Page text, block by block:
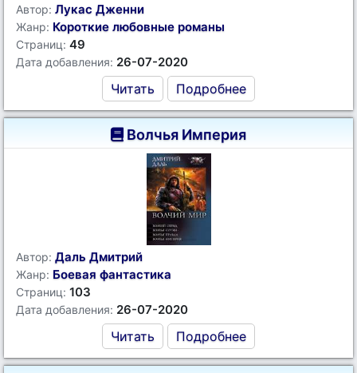
Автор: Лукас Дженни
Жанр: Короткие любовные романы
Страниц: 49
Дата добавления: 26-07-2020
Читать Подробнее
Волчья Империя
Автор: Даль Дмитрий
Жанр: Боевая фантастика
Страниц: 103
Дата добавления: 26-07-2020
Читать Подробнее